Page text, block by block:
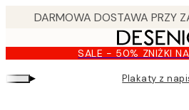
content.
SALE - 50% ZNIŻKI
▸ Plakaty z